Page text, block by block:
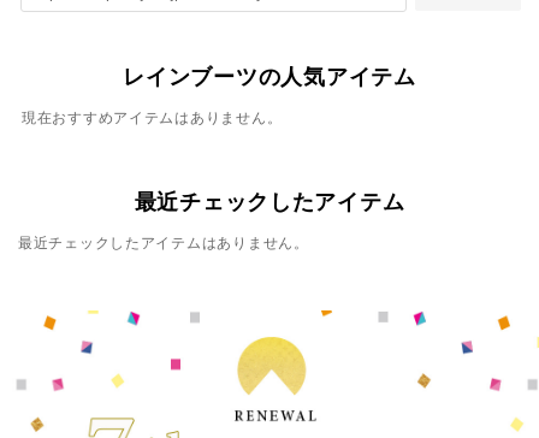
レインブーツの人気アイテム
現在おすすめアイテムはありません。
最近チェックしたアイテム
最近チェックしたアイテムはありません。